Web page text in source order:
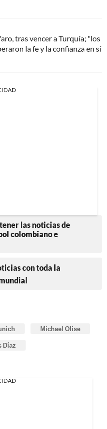
tras vencer a Turquía; "los
la fe y la confianza en sí
las noticias de
colombiano e
con toda la
Michael Olise
Díaz